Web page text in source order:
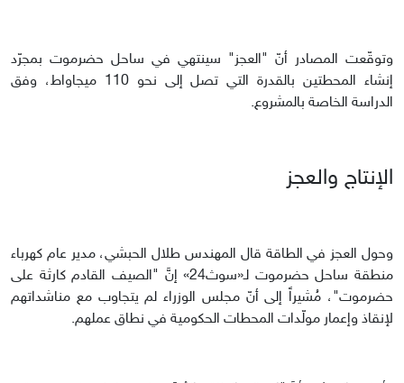
وتوقّعت المصادر أنّ "العجز" سينتهي في ساحل حضرموت بمجرّد
إنشاء المحطتين بالقدرة التي تصل إلى نحو 110 ميجاواط، وفق
الدراسة الخاصة بالمشروع.
الإنتاج والعجز
وحول العجز في الطاقة قال المهندس طلال الحبشي، مدير عام كهرباء
منطقة ساحل حضرموت لـ«سوث24» إنَّ "الصيف القادم كارثة على
حضرموت"، مُشيراً إلى أنّ مجلس الوزراء لم يتجاوب مع مناشداتهم
لإنقاذ وإعمار مولّدات المحطات الحكومية في نطاق عملهم.